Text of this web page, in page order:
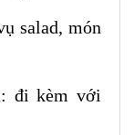
salad, món
đi kèm với